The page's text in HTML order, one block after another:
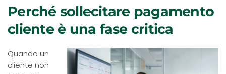
Perché sollecitare pagamento
cliente è una fase critica
Quando un
cliente non